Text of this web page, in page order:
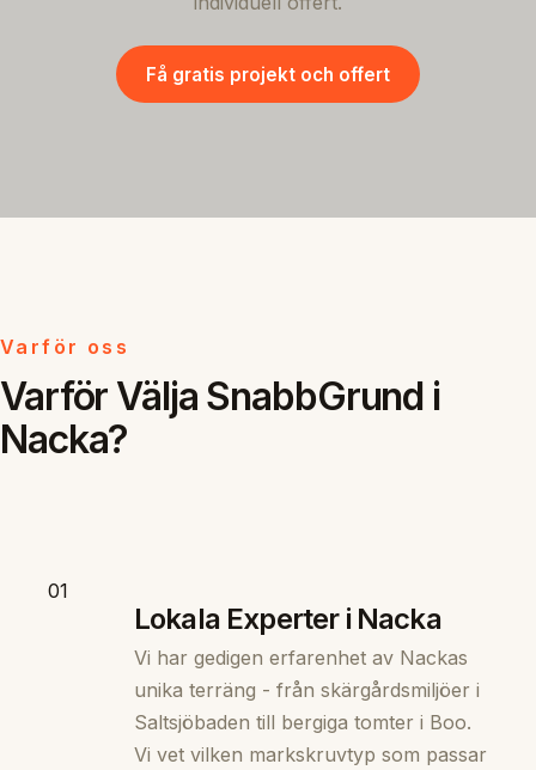
Få gratis projekt och offert
Varför oss
Varför Välja SnabbGrund i
Nacka?
01
Lokala Experter i Nacka
Vi har gedigen erfarenhet av Nackas
unika terräng - från skärgårdsmiljöer i
Saltsjöbaden till bergiga tomter i Boo.
Vi vet vilken markskruvtyp som passar